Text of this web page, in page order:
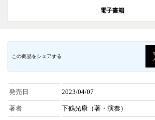
電子書籍
この商品をシェアする
発売日 2023/04/07
著者 下鶴光康（著・演奏）